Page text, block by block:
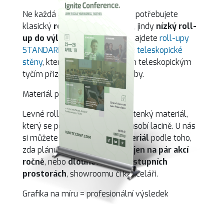
Ne každá akce je stejná. Někdy potřebujete
klasický roll-up o šířce 85 cm , jindy nízký roll-
up do výlohy
. V naší nabídce najdete roll-upy
STANDARD aEXCLUSIVEa také teleskopické
stěny, které díky nastavitelným teleskopickým
tyčím přizpůsobíte podle potřeby.
Materiál podle způsobu využití
Levné roll-upy často používají tenký materiál,
který se po pár akcích vlní a působí lacině. U nás
si můžete vybratodolný materiál podle toho,
zda plánujete roll-up používatjen na pár akcí
ročně, nebodlouhodobě ve vstupních
prostorách, showroomu či kanceláři.
Grafika na míru = profesionální výsledek